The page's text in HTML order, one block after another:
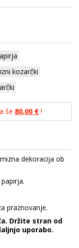
kozarčki
še 80,00 € !
dekoracija ob
praznovanje.
Držite stran od
uporabo.